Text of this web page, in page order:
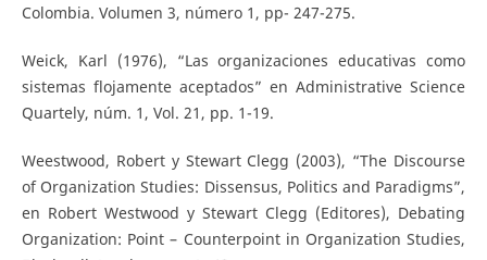
Colombia. Volumen 3, número 1, pp- 247-275.
Weick, Karl (1976), “Las organizaciones educativas como
sistemas flojamente aceptados” en Administrative Science
Quartely, núm. 1, Vol. 21, pp. 1-19.
Weestwood, Robert y Stewart Clegg (2003), “The Discourse
of Organization Studies: Dissensus, Politics and Paradigms”,
en Robert Westwood y Stewart Clegg (Editores), Debating
Organization: Point – Counterpoint in Organization Studies,